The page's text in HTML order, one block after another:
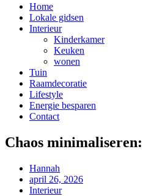
Home
Lokale gidsen
Interieur
Kinderkamer
Keuken
wonen
Tuin
Raamdecoratie
Lifestyle
Energie besparen
Contact
Chaos
Hannah
april 26, 2026
Interieur